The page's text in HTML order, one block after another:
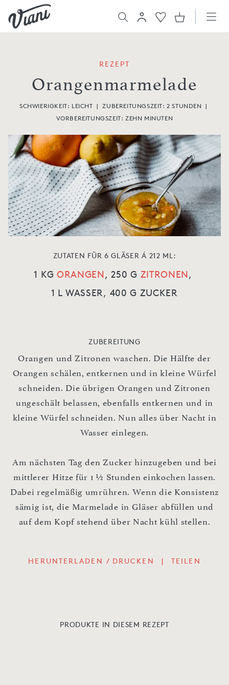
REZEPT
Orangenmarmelade
SCHWIERIGKEIT: LEICHT | ZUBEREITUNGSZEIT:2 STUNDEN |
VORBEREITUNGSZEIT:ZEHN MINUTEN
ZUTATEN FÜR 6 GLÄSER Á 212 ML:
1 KG ORANGEN,250 G ZITRONEN,
1 L WASSER, 400 G ZUCKER
ZUBEREITUNG
Orangen und Zitronen waschen. Die Hälfte der
Orangen schälen, entkernen und in kleine Würfel
schneiden. Die übrigen Orangen und Zitronen
ungeschält belassen, ebenfalls entkernen und in
kleine Würfel schneiden. Nun alles über Nacht in
Wasser einlegen.
Am nächsten Tag den Zucker hinzugeben und bei
mittlerer Hitze für 1 ½ Stunden einkochen lassen.
Dabei regelmäßig umrühren. Wenn die Konsistenz
sämig ist, die Marmelade in Gläser abfüllen und
auf dem Kopf stehend über Nacht kühl stellen.
HERUNTERLADEN / DRUCKEN | TEILEN
PRODUKTE IN DIESEM REZEPT